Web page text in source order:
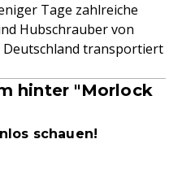
Tage zahlreiche
Hubschrauber von
Deutschland transportiert
hinter "Morlock
schauen!